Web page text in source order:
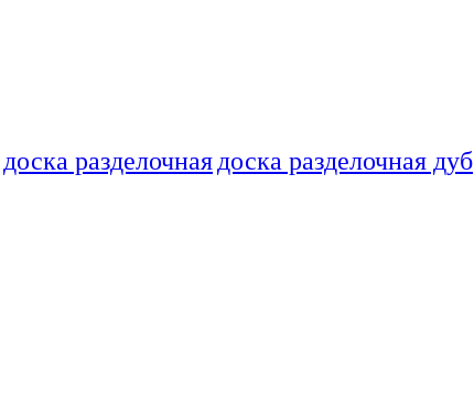
доска разделочная доска разделочная дуб